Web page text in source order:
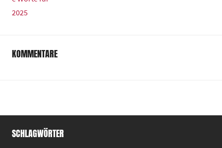
KOMMENTARE
SCHLAGWÖRTER